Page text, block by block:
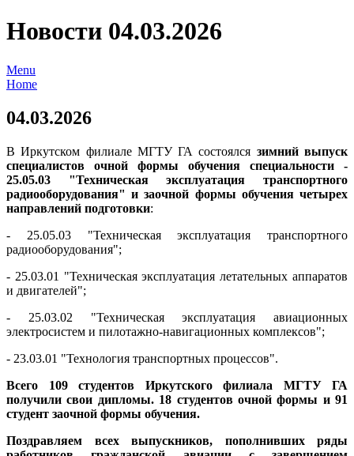
Новости 04.03.2026
Menu
Home
04.03.2026
В Иркутском филиале МГТУ ГА состоялся зимний выпуск
специалистов очной формы обучения специальности -
25.05.03 "Техническая эксплуатация транспортного
радиооборудования" и заочной формы обучения четырех
направлений подготовки:
- 25.05.03 "Техническая эксплуатация транспортного
радиооборудования";
- 25.03.01 "Техническая эксплуатация летательных аппаратов
и двигателей";
- 25.03.02 "Техническая эксплуатация авиационных
электросистем и пилотажно-навигационных комплексов";
- 23.03.01 "Технология транспортных процессов".
Всего 109 студентов Иркутского филиала МГТУ ГА
получили свои дипломы. 18 студентов очной формы и 91
студент заочной формы обучения.
Поздравляем всех выпускников, пополнивших ряды